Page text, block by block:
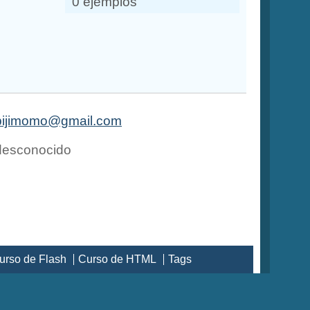
de Flash Curso de HTML Tags